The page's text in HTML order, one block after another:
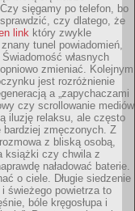
sięgamy po telefon, bo
czy dlatego, że
link który zwykle
tunel powiadomień,
własnych
zmieniać. Kolejnym
jest rozróżnienie
a „zapychaczami
czy scrollowanie mediów
iluzję relaksu, ale często
zmęczonych. Z
z bliską osobą,
książki czy chwila z
naładować baterie.
o ciele. Długie siedzenie
świeżego powietrza to
bóle kręgosłupa i